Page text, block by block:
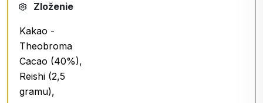
Zloženie
Kakao -
Theobroma
Cacao (40%),
Reishi (2,5
gramu),